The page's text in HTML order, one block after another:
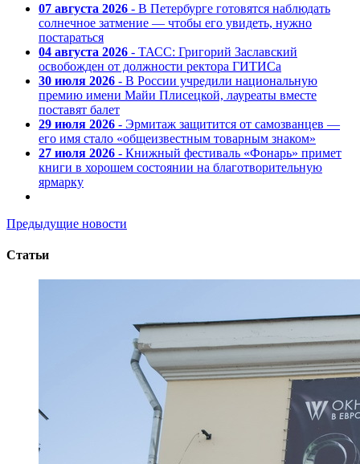
07 августа 2026 - В Петербурге готовятся наблюдать
солнечное затмение — чтобы его увидеть, нужно
постараться
04 августа 2026 - ТАСС: Григорий Заславский
освобожден от должности ректора ГИТИСа
30 июля 2026 - В России учредили национальную
премию имени Майи Плисецкой, лауреаты вместе
поставят балет
29 июля 2026 - Эрмитаж защитится от самозванцев —
его имя стало «общеизвестным товарным знаком»
27 июля 2026 - Книжный фестиваль «Фонарь» примет
книги в хорошем состоянии на благотворительную
ярмарку
Предыдущие новости
Статьи